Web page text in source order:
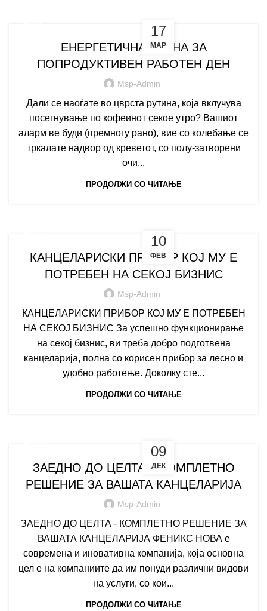
17
МАР
ЕНЕРГЕТИЧНА ХРАНА ЗА
ПОПРОДУКТИВЕН РАБОТЕН ДЕН
Msp-Admin
Дали се наоѓате во цврста рутина, која вклучува
посегнување по кофеинот секое утро? Вашиот
аларм ве буди (премногу рано), вие со колебање се
тркалате надвор од креветот, со полу-затворени
очи...
ПРОДОЛЖИ СО ЧИТАЊЕ
10
ФЕВ
КАНЦЕЛАРИСКИ ПРИБОР КОЈ МУ Е
ПОТРЕБЕН НА СЕКОЈ БИЗНИС
Msp-Admin
КАНЦЕЛАРИСКИ ПРИБОР КОЈ МУ Е ПОТРЕБЕН
НА СЕКОЈ БИЗНИС За успешно функционирање
на секој бизнис, ви треба добро подготвена
канцеларија, полна со корисен прибор за лесно и
удобно работење. Доколку сте...
ПРОДОЛЖИ СО ЧИТАЊЕ
09
ДЕК
ЗАЕДНО ДО ЦЕЛТА – КОМПЛЕТНО
РЕШЕНИЕ ЗА ВАШАТА КАНЦЕЛАРИЈА
Msp-Admin
ЗАЕДНО ДО ЦЕЛТА - КОМПЛЕТНО РЕШЕНИЕ ЗА
ВАШАТА КАНЦЕЛАРИЈА ФЕНИКС НОВА е
современа и иновативна компанија, која основна
цел е на компаниите да им понуди различни видови
на услуги, со кои...
ПРОДОЛЖИ СО ЧИТАЊЕ